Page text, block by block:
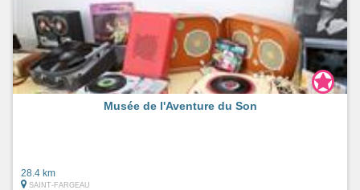
Musée de l'Aventure du Son
28.4 km
SAINT-FARGEAU